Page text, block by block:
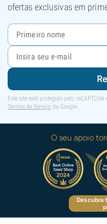
ofertas exclusivas em
Este site está protegido pelo reCAPTCHA
Termos de Serviço da Google.
O seu apoio
Descubra